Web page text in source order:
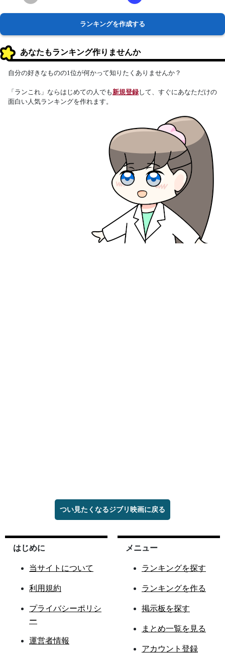
ランキングを作成する
あなたもランキング作りませんか
自分の好きなものの1位が何かって知りたくありませんか？
「ランこれ」ならはじめての人でも新規登録して、すぐにあなただけの
面白い人気ランキングを作れます。
つい見たくなるジブリ映画に戻る
はじめに
当サイトについて
利用規約
プライバシーポリシ
ー
運営者情報
メニュー
ランキングを探す
ランキングを作る
掲示板を探す
まとめ一覧を見る
アカウント登録